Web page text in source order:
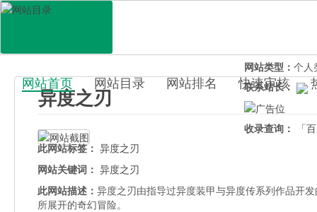
百科目录
网站首页 网站目录 网站排名 快速审核
异度之刃
网站类型： 个人
联系站长：
收录查询：
「
此网站标签： 异度之刃
网站关键词： 异度之刃
此网站描述：异度之刃由指导过异度装甲与异度传系列作品开
所展开的奇幻冒险。